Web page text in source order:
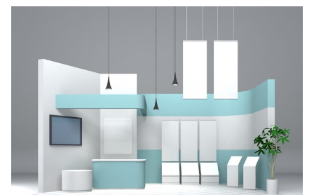
動画配信
オフラインイベント
展示会（名刺Scan）